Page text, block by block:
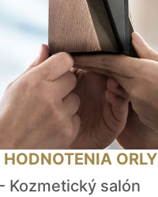
HODNOTENIA ORLY
Kozmetický salón